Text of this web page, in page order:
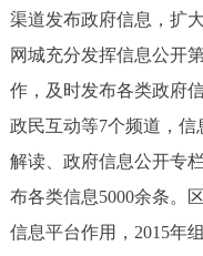
渠道发布政府信息，扩
网城充分发挥信息公开
作，及时发布各类政府
政民互动等7个频道，
解读、政府信息公开专
布各类信息5000余条。
信息平台作用，2015年